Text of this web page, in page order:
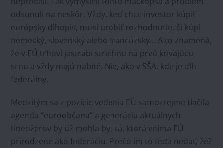
odsunuli na neskôr. Vždy, keď chce investor kúpiť
európsky dlhopis, musí urobiť rozhodnutie, či kúpi
nemecký, slovenský alebo francúzsky… A to znamená,
že v EÚ trhoví jastrabi striehnu na prvú krívajúcu
srnu a vždy majú nabité. Nie, ako v SŠA, kde je dlh
federálny.
Medzitým sa z pozície vedenia EÚ samozrejme tlačila
agenda “euroobčana” a generácia aktuálnych
tínedžerov by už mohla byť tá, ktorá vníma EÚ
prirodzene ako federáciu. Prečo im to teda nedať, že?